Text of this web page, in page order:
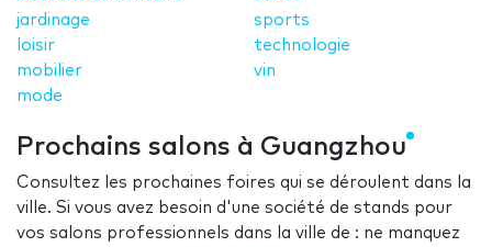
jardinage
loisir
mobilier
mode
sports
technologie
vin
Prochains salons à Guangzhou
Consultez les prochaines foires qui se déroulent dans la
ville. Si vous avez besoin d'une société de stands pour
vos salons professionnels dans la ville de : ne manquez